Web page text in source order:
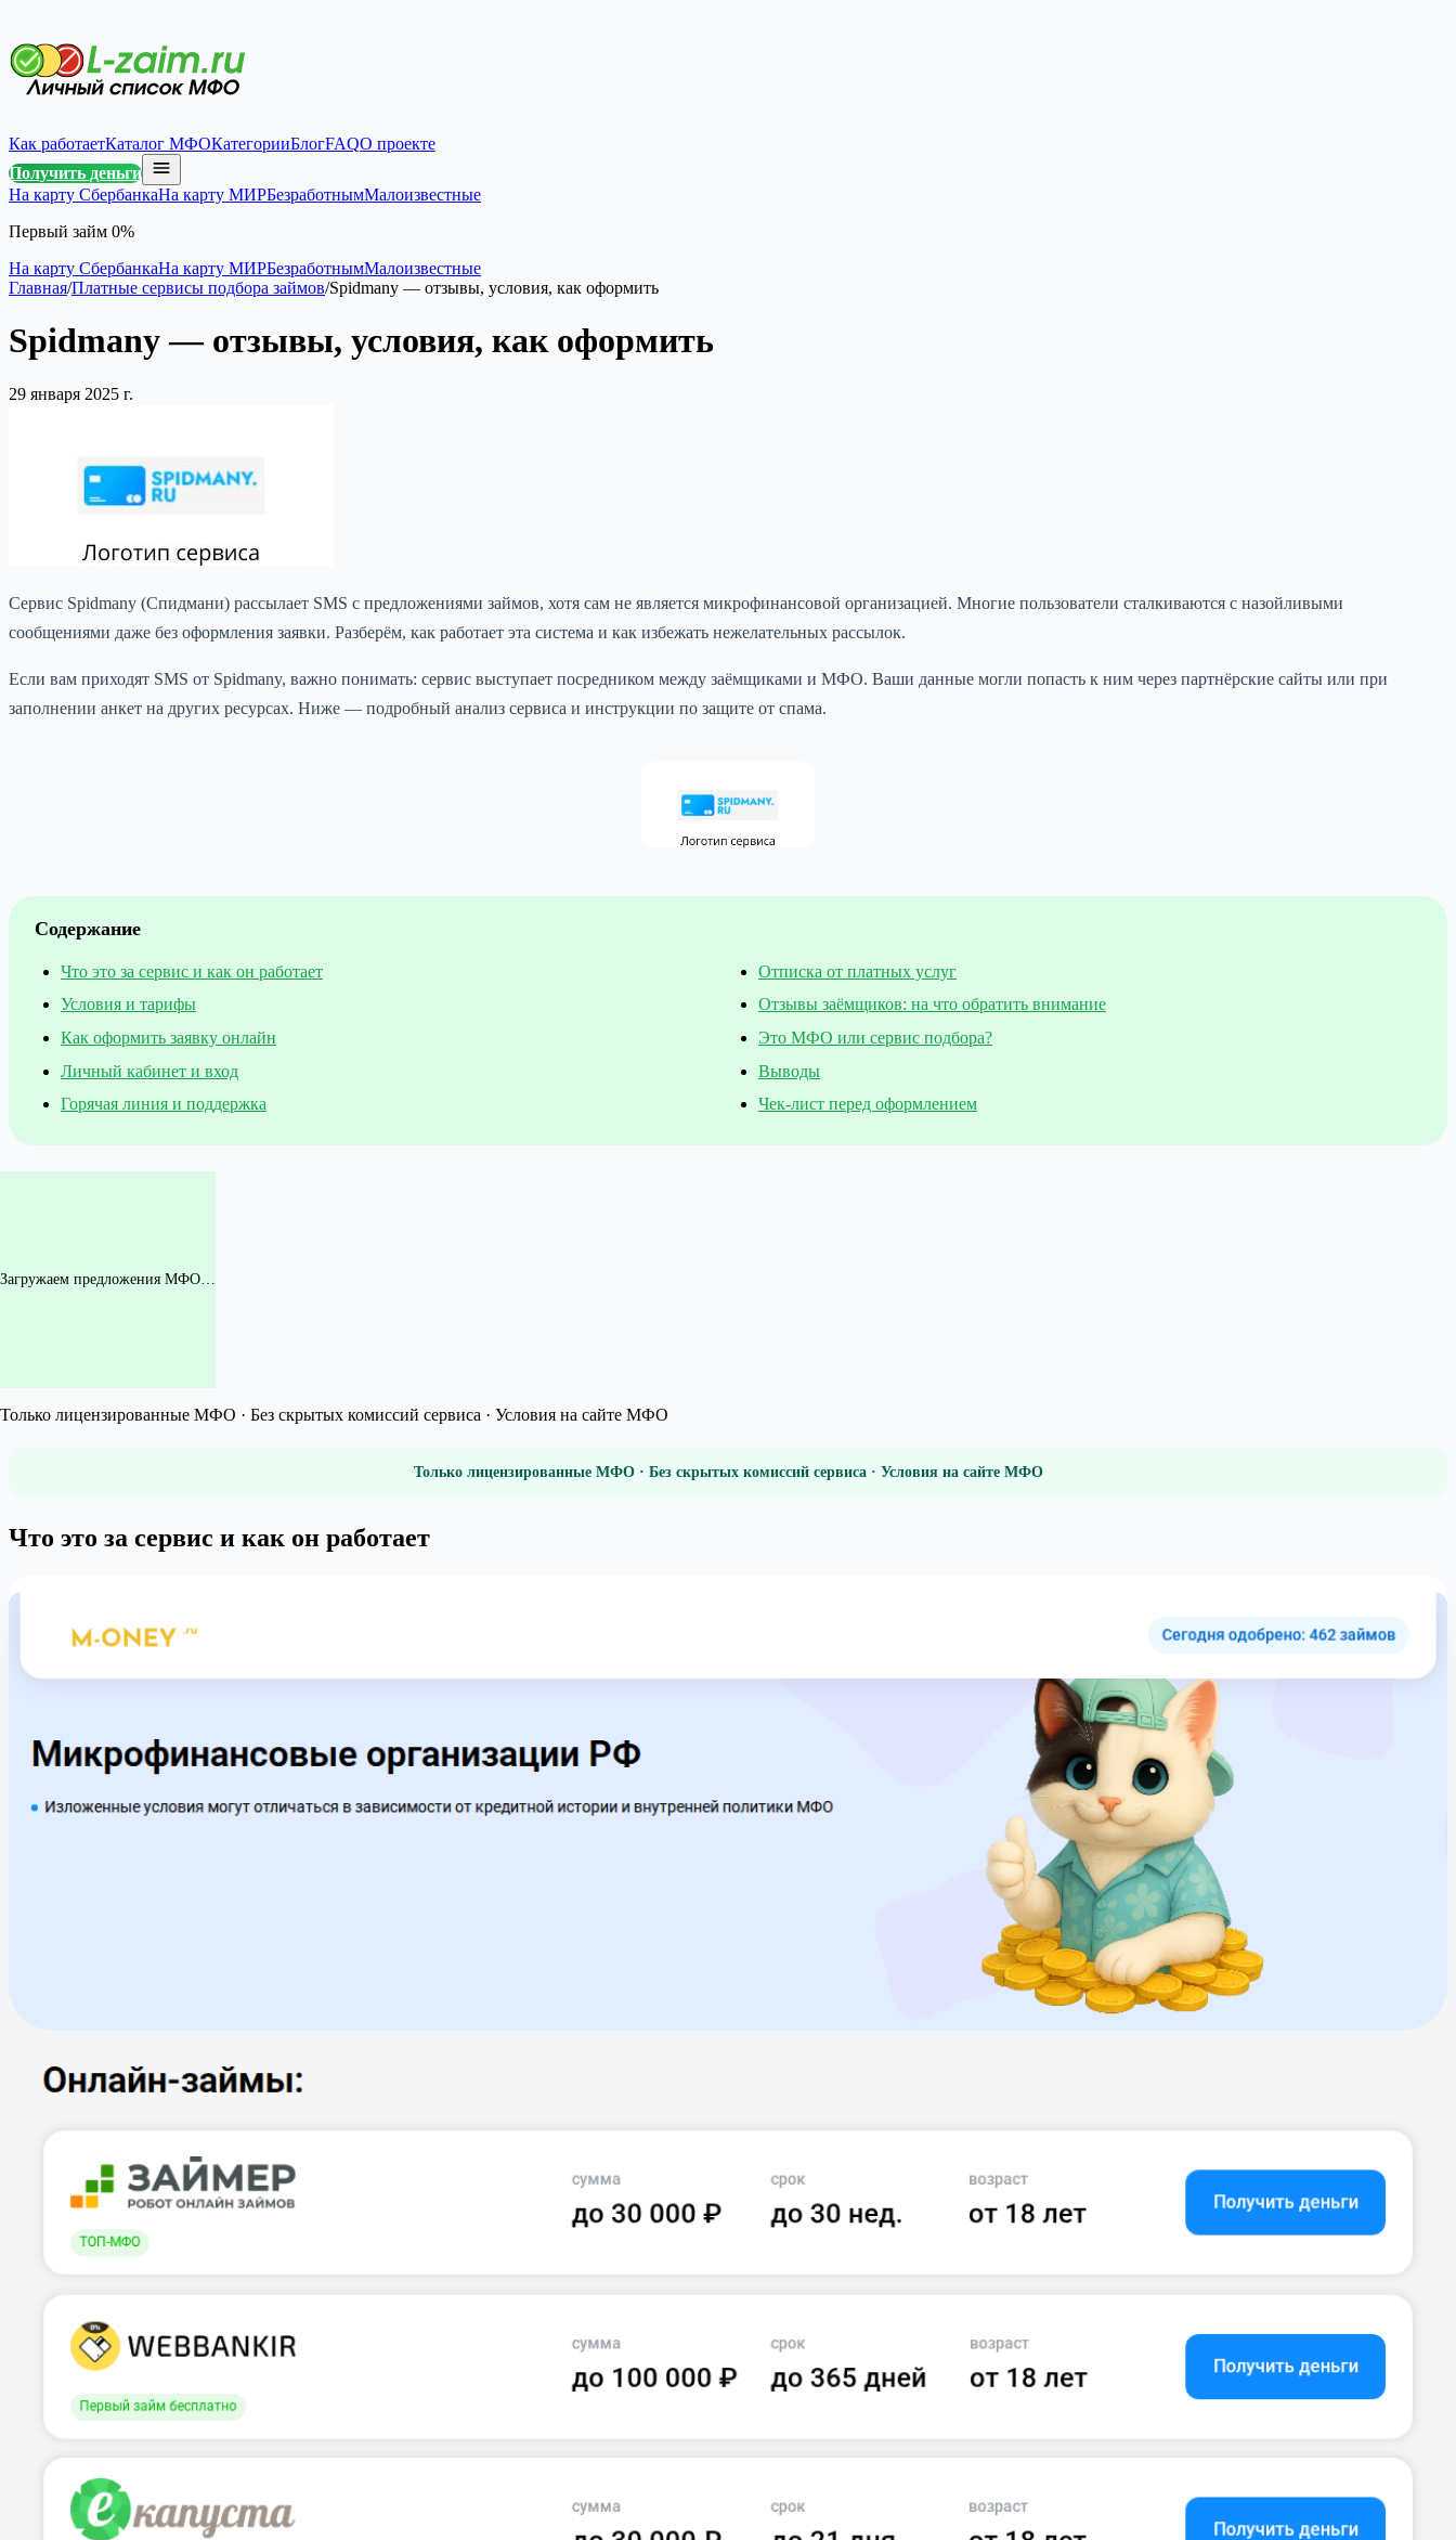
Как работаетКаталог МФОКатегорииБлогFAQО проекте
Получить деньги
На карту СбербанкаНа карту МИРБезработнымМалоизвестные
Первый займ 0%
На карту СбербанкаНа карту МИРБезработнымМалоизвестные
Главная/Платные сервисы подбора займов/Spidmany — отзывы, условия, как оформить
Spidmany — отзывы, условия, как оформить
29 января 2025 г.
Сервис Spidmany (Спидмани) рассылает SMS с предложениями займов, хотя сам не является микрофинансовой организацией. Многие пользователи сталкиваются с назойливыми
сообщениями даже без оформления заявки. Разберём, как работает эта система и как избежать нежелательных рассылок.
Если вам приходят SMS от Spidmany, важно понимать: сервис выступает посредником между заёмщиками и МФО. Ваши данные могли попасть к ним через партнёрские сайты или при
заполнении анкет на других ресурсах. Ниже — подробный анализ сервиса и инструкции по защите от спама.
Содержание
Что это за сервис и как он работает
Условия и тарифы
Как оформить заявку онлайн
Личный кабинет и вход
Горячая линия и поддержка
Отписка от платных услуг
Отзывы заёмщиков: на что обратить внимание
Это МФО или сервис подбора?
Выводы
Чек-лист перед оформлением
Загружаем предложения МФО…
Только лицензированные МФО · Без скрытых комиссий сервиса · Условия на сайте МФО
Только лицензированные МФО · Без скрытых комиссий сервиса · Условия на сайте МФО
Что это за сервис и как он работает